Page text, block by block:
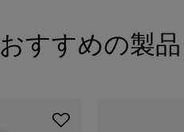
おすすめの製品